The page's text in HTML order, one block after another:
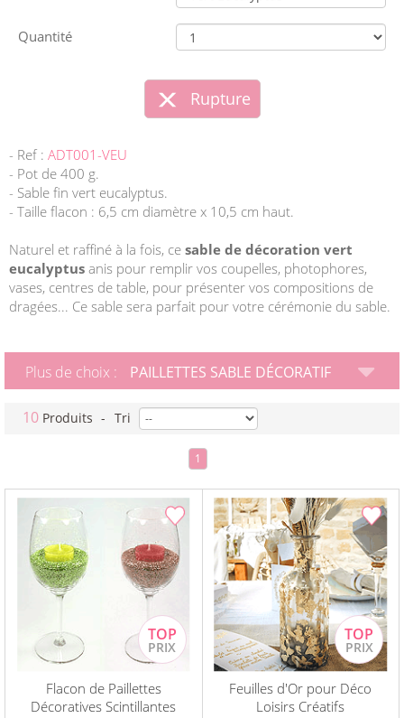
Quantité
Rupture
- Ref : ADT001-VEU
- Pot de 400 g.
- Sable fin vert eucalyptus.
- Taille flacon : 6,5 cm diamètre x 10,5 cm haut.
Naturel et raffiné à la fois, ce sable de décoration vert
eucalyptus anis pour remplir vos coupelles, photophores,
vases, centres de table, pour présenter vos compositions de
dragées... Ce sable sera parfait pour votre cérémonie du sable.
Plus de choix : PAILLETTES SABLE DÉCORATIF
10 Produits - Tri
1
Flacon de Paillettes
Décoratives Scintillantes
Feuilles d'Or pour Déco
Loisirs Créatifs